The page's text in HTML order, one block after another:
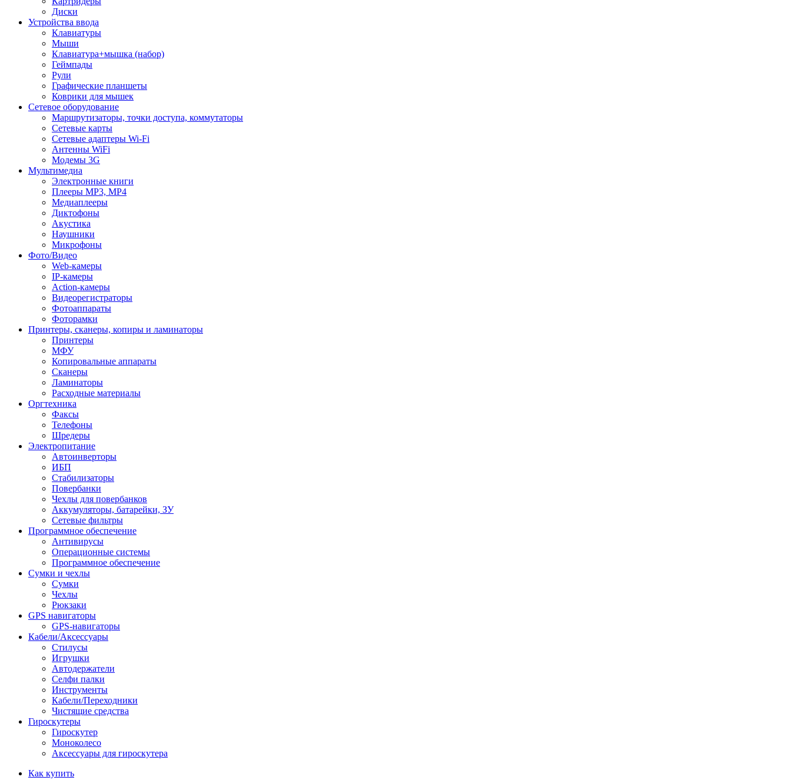
Диски
Устройства ввода
Клавиатуры
Мыши
Клавиатура+мышка (набор)
Геймпады
Рули
Графические планшеты
Коврики для мышек
Сетевое оборудование
Маршрутизаторы, точки доступа, коммутаторы
Сетевые карты
Сетевые адаптеры Wi-Fi
Антенны WiFi
Модемы 3G
Мультимедиа
Электронные книги
Плееры MP3, MP4
Медиаплееры
Диктофоны
Акустика
Наушники
Микрофоны
Фото/Видео
Web-камеры
IP-камеры
Action-камеры
Видеорегистраторы
Фотоаппараты
Фоторамки
Принтеры, сканеры, копиры и ламинаторы
Принтеры
МФУ
Копировальные аппараты
Сканеры
Ламинаторы
Расходные материалы
Оргтехника
Факсы
Телефоны
Шредеры
Электропитание
Автоинверторы
ИБП
Стабилизаторы
Повербанки
Чехлы для повербанков
Аккумуляторы, батарейки, ЗУ
Сетевые фильтры
Программное обеспечение
Антивирусы
Операционные системы
Программное обеспечение
Сумки и чехлы
Сумки
Чехлы
Рюкзаки
GPS навигаторы
GPS-навигаторы
Кабели/Аксессуары
Стилусы
Игрушки
Автодержатели
Селфи палки
Инструменты
Кабели/Переходники
Чистящие средства
Гироскутеры
Гироскутер
Моноколесо
Аксессуары для гироскутера
Как купить